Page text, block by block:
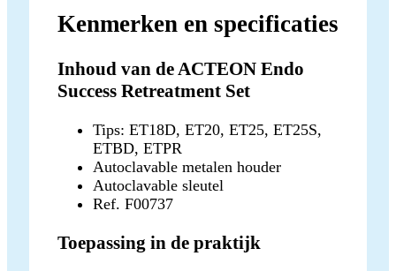
Kenmerken en specificaties
Inhoud van de ACTEON Endo
Success Retreatment Set
Tips: ET18D, ET20, ET25, ET25S,
ETBD, ETPR
Autoclavable metalen houder
Autoclavable sleutel
Ref. F00737
Toepassing in de praktijk